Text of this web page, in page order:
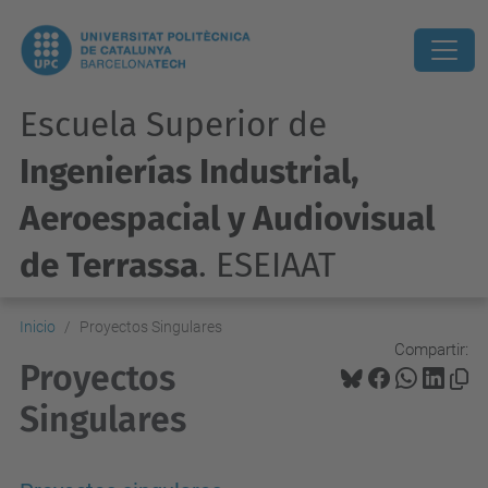
Escuela Superior de
Ingenierías Industrial,
Aeroespacial y Audiovisual
de Terrassa. ESEIAAT
Inicio Proyectos Singulares
Compartir:
Proyectos
Singulares